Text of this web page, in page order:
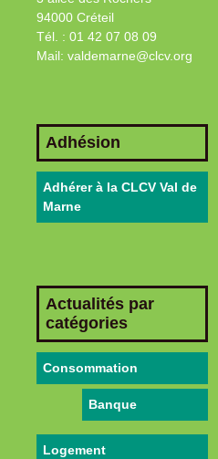
94000 Créteil
Tél. : 01 42 07 08 09
Mail: valdemarne@clcv.org
Adhésion
Adhérer à la CLCV Val de
Marne
Actualités par
catégories
Consommation
Banque
Logement